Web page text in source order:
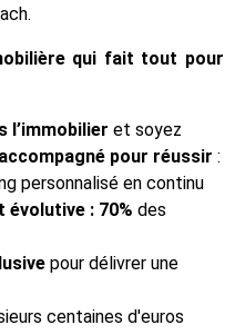
qui fait tout pour
l’immobilier et soyez
accompagné pour réussir :
personnalisé en continu
: 70% des
pour délivrer une
centaines d'euros